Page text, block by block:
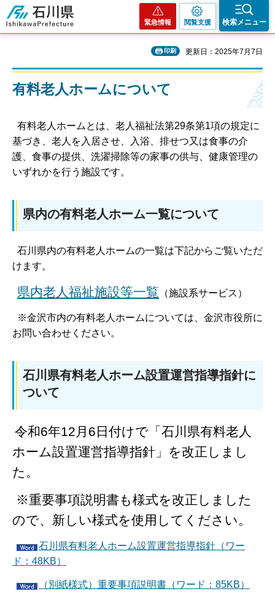
石川県
緊急情報 閲覧支援 検索メニュー
印刷 更新日：2025年7月7日
有料老人ホームについて
有料老人ホームとは、老人福祉法第29条第1項の規定に
基づき、老人を入居させ、入浴、排せつ又は食事の介
護、食事の提供、洗濯掃除等の家事の供与、健康管理の
いずれかを行う施設です。
県内の有料老人ホーム一覧について
石川県内の有料老人ホームの一覧は下記からご覧いただ
けます。
県内老人福祉施設等一覧 （施設系サービス）
※金沢市内の有料老人ホームについては、金沢市役所に
お問い合わせください。
石川県有料老人ホーム設置運営指導指針に
ついて
令和6年12月6日付けで「石川県有料老人
ホーム設置運営指導指針」を改正しまし
た。
※重要事項説明書も様式を改正しました
ので、新しい様式を使用してください。
石川県有料老人ホーム設置運営指導指針（ワー
ド：48KB）
（別紙様式）重要事項説明書（ワード：85KB）